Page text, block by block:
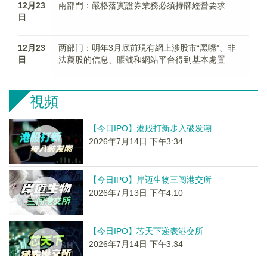
12月23
日
兩部門：嚴格落實證券業務必須持牌經營要求
12月23
日
两部门：明年3月底前現有網上涉股市“黑嘴”、非
法薦股的信息、賬號和網站平台得到基本處置
視頻
【今日IPO】港股打新步入破发潮
2026年7月14日 下午3:34
【今日IPO】岸迈生物三闯港交所
2026年7月13日 下午4:10
【今日IPO】芯天下递表港交所
2026年7月14日 下午3:34